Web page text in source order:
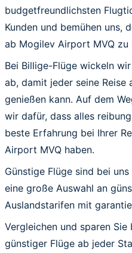
budgetfreundlichsten
Kunden und bemühen uns,
ab Mogilev Airport MVQ zu
Bei Billige-Flüge wickeln
ab, damit jeder seine
genießen kann. Auf dem
wir dafür, dass alles
beste Erfahrung bei Ihrer
Airport MVQ haben.
Günstige Flüge sind bei
eine große Auswahl an
Auslandstarifen mit
Vergleichen und sparen
günstiger Flüge ab jeder